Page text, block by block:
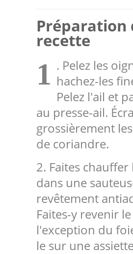
Préparation
recette
1 . Pelez les
hachez-les
Pelez l'ail et
au presse-ail.
grossièrement
de coriandre.
2. Faites
dans une
revêtement
Faites-y revenir
l'exception du
le sur une